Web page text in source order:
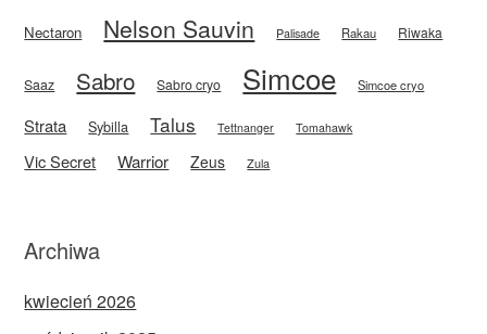
Nectaron Nelson Sauvin Palisade Rakau Riwaka
Saaz Sabro Sabro cryo Simcoe Simcoe cryo
Strata Sybilla Talus Tettnanger Tomahawk
Vic Secret Warrior Zeus Zula
Archiwa
kwiecień 2026